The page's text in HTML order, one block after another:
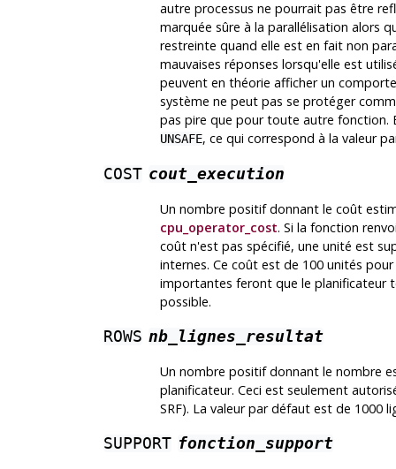
autre processus ne pourrait pas être
marquée sûre à la parallélisation alors
restreinte quand elle est en fait non
mauvaises réponses lorsqu'elle est
peuvent en théorie afficher un
système ne peut pas se protéger
pas pire que pour toute autre fonction.
UNSAFE, ce qui correspond à la valeur
COST cout_execution
Un nombre positif donnant le coût
cpu_operator_cost. Si la fonction
coût n'est pas spécifié, une unité est
internes. Ce coût est de 100 unités
importantes feront que le planificateur
possible.
ROWS nb_lignes_resultat
Un nombre positif donnant le nombre
planificateur. Ceci est seulement
SRF). La valeur par défaut est de 1000
SUPPORT fonction_support